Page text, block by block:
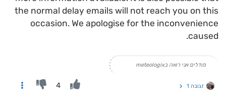
the normal delay emails will not reach you on this
occasion. We apologise for the inconvenience
caused.
מודלים אני רואה בmeteologix
תגובה 1 4